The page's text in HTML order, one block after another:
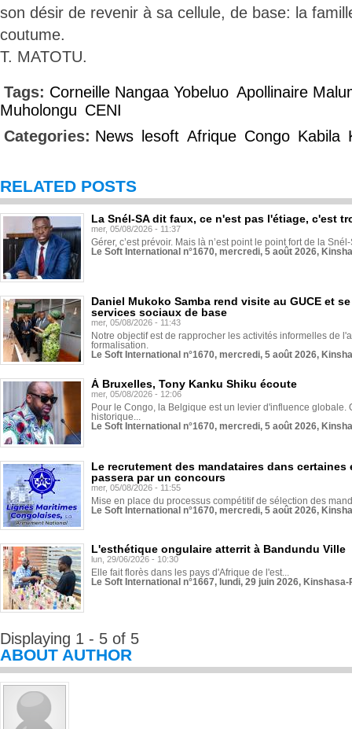
son désir de revenir à sa cellule, de base: la
coutume.
T. MATOTU.
Tags: Corneille Nangaa Yobeluo Apollinaire
Muholongu CENI
Categories: News lesoft Afrique Congo Kabila
RELATED POSTS
La Snél-SA dit faux, ce n'est pas l'étiage, c'est
mer, 05/08/2026 - 11:37
Gérer, c’est prévoir. Mais là n’est point le point fort de la
Le Soft International n°1670, mercredi, 5 août 2026,
Daniel Mukoko Samba rend visite au GUCE et
services sociaux de base
mer, 05/08/2026 - 11:43
Notre objectif est de rapprocher les activités informelles de
formalisation.
Le Soft International n°1670, mercredi, 5 août 2026,
À Bruxelles, Tony Kanku Shiku écoute
mer, 05/08/2026 - 12:06
Pour le Congo, la Belgique est un levier d'influence globale.
historique...
Le Soft International n°1670, mercredi, 5 août 2026,
Le recrutement des mandataires dans
passera par un concours
mer, 05/08/2026 - 11:55
Mise en place du processus compétitif de sélection des
Le Soft International n°1670, mercredi, 5 août 2026,
L'esthétique ongulaire atterrit à Bandundu Ville
lun, 29/06/2026 - 10:30
Elle fait florès dans les pays d'Afrique de l'est...
Le Soft International n°1667, lundi, 29 juin 2026,
Displaying 1 - 5 of 5
ABOUT AUTHOR